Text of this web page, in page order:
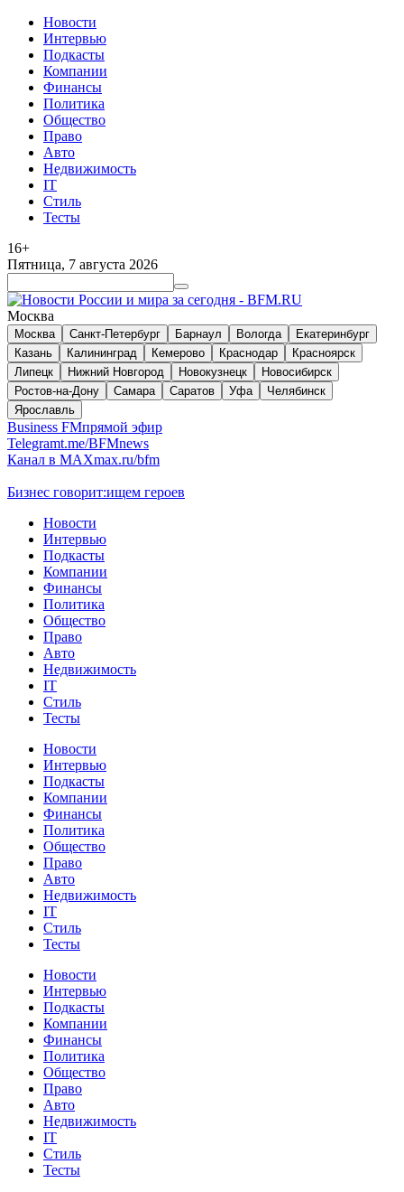
Новости
Интервью
Подкасты
Компании
Финансы
Политика
Общество
Право
Авто
Недвижимость
IT
Стиль
Тесты
16+
Пятница, 7 августа 2026
Москва
Москва Санкт-Петербург Барнаул Вологда
Екатеринбург
Казань
Калининград Кемерово Краснодар
Красноярск
Липецк
Нижний Новгород Новокузнецк
Новосибирск
Ростов-на-Дону
Самара Саратов Уфа
Челябинск
Ярославль
Business FMпрямой эфир
Telegramt.me/BFMnews
Канал в MAXmax.ru/bfm
Бизнес говорит:ищем героев
Новости
Интервью
Подкасты
Компании
Финансы
Политика
Общество
Право
Авто
Недвижимость
IT
Стиль
Тесты
Новости
Интервью
Подкасты
Компании
Финансы
Политика
Общество
Право
Авто
Недвижимость
IT
Стиль
Тесты
Новости
Интервью
Подкасты
Компании
Финансы
Политика
Общество
Право
Авто
Недвижимость
IT
Стиль
Тесты